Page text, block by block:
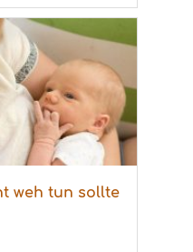
weh tun sollte